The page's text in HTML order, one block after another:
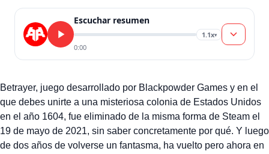
Escuchar resumen
1.1x▾
0:00
Betrayer, juego desarrollado por Blackpowder Games y en el
que debes unirte a una misteriosa colonia de Estados Unidos
en el año 1604, fue eliminado de la misma forma de Steam el
19 de mayo de 2021, sin saber concretamente por qué. Y luego
de dos años de volverse un fantasma, ha vuelto pero ahora en